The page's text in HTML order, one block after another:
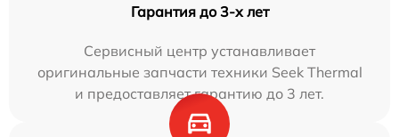
Гарантия до 3-х лет
Сервисный центр устанавливает
оригинальные запчасти техники Seek Thermal
и предоставляет гарантию до 3 лет.